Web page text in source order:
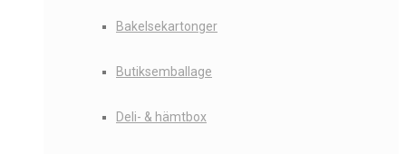
Bakelsekartonger
Butiksemballage
Deli- & hämtbox